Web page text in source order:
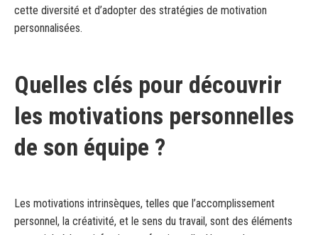
cette diversité et d’adopter des stratégies de motivation
personnalisées.
Quelles clés pour découvrir
les motivations personnelles
de son équipe ?
Les motivations intrinsèques, telles que l’accomplissement
personnel, la créativité, et le sens du travail, sont des éléments